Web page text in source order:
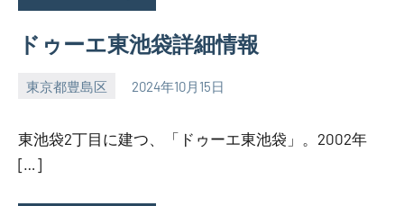
ドゥーエ東池袋詳細情報
東京都豊島区 2024年10月15日
SEZIMO
東池袋2丁目に建つ、「ドゥーエ東池袋」。2002年
[…]